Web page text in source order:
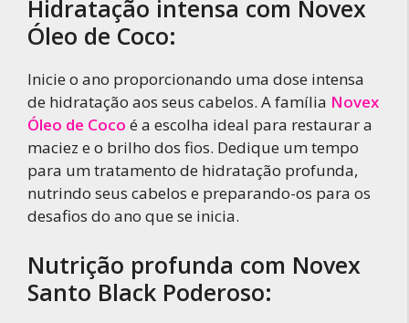
Hidratação intensa com Novex
Óleo de Coco:
Inicie o ano proporcionando uma dose intensa
de hidratação aos seus cabelos. A família Novex
Óleo de Coco é a escolha ideal para restaurar a
maciez e o brilho dos fios. Dedique um tempo
para um tratamento de hidratação profunda,
nutrindo seus cabelos e preparando-os para os
desafios do ano que se inicia.
Nutrição profunda com Novex
Santo Black Poderoso: